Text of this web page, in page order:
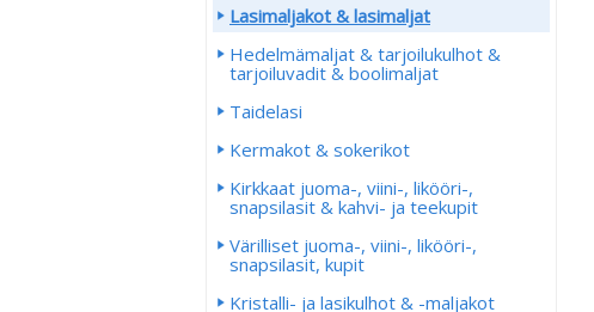
Lasimaljakot & lasimaljat
Hedelmämaljat & tarjoilukulhot &
tarjoiluvadit & boolimaljat
Taidelasi
Kermakot & sokerikot
Kirkkaat juoma-, viini-, likööri-,
snapsilasit & kahvi- ja teekupit
Värilliset juoma-, viini-, likööri-,
snapsilasit, kupit
Kristalli- ja lasikulhot & -maljakot